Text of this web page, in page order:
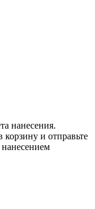
нанесения.
и отправьте
нанесением